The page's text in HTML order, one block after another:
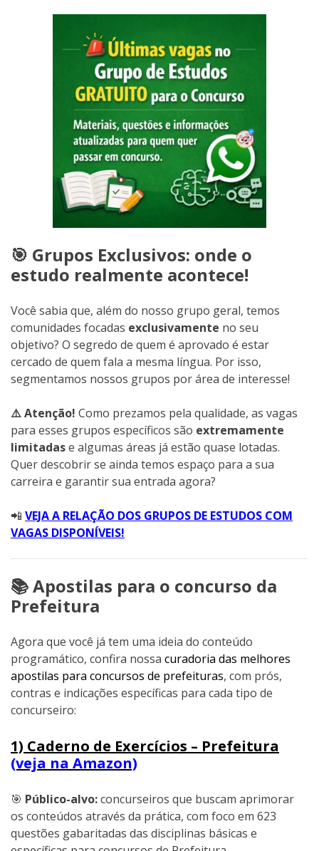
🎯 Grupos Exclusivos: onde o
estudo realmente acontece!
Você sabia que, além do nosso grupo geral, temos
comunidades focadas exclusivamente no seu
objetivo? O segredo de quem é aprovado é estar
cercado de quem fala a mesma língua. Por isso,
segmentamos nossos grupos por área de interesse!
⚠️ Atenção! Como prezamos pela qualidade, as vagas
para esses grupos específicos são extremamente
limitadase algumas áreas já estão quase lotadas.
Quer descobrir se ainda temos espaço para a sua
carreira e garantir sua entrada agora?
📲 VEJA A RELAÇÃO DOS GRUPOS DE ESTUDOS COM
VAGAS DISPONÍVEIS!
📚 Apostilas para o concurso da
Prefeitura
Agora que você já tem uma ideia do conteúdo
programático, confira nossa curadoria das melhores
apostilas para concursos de prefeituras, com prós,
contras e indicações específicas para cada tipo de
concurseiro:
1) Caderno de Exercícios – Prefeitura
(veja na Amazon)
🎯 Público-alvo:concurseiros que buscam aprimorar
os conteúdos através da prática, com foco em 623
questões gabaritadas das disciplinas básicas e